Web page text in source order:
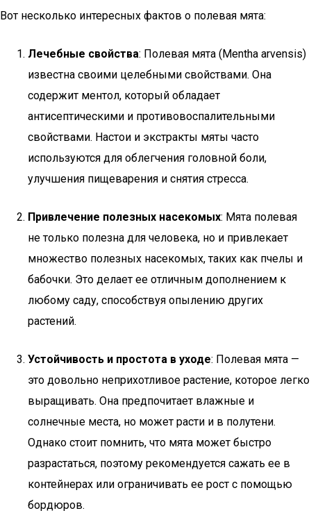
Вот несколько интересных фактов о полевая мята:
Лечебные свойства: Полевая мята (Mentha arvensis)
известна своими целебными свойствами. Она
содержит ментол, который обладает
антисептическими и противовоспалительными
свойствами. Настои и экстракты мяты часто
используются для облегчения головной боли,
улучшения пищеварения и снятия стресса.
Привлечение полезных насекомых: Мята полевая
не только полезна для человека, но и привлекает
множество полезных насекомых, таких как пчелы и
бабочки. Это делает ее отличным дополнением к
любому саду, способствуя опылению других
растений.
Устойчивость и простота в уходе: Полевая мята —
это довольно неприхотливое растение, которое легко
выращивать. Она предпочитает влажные и
солнечные места, но может расти и в полутени.
Однако стоит помнить, что мята может быстро
разрастаться, поэтому рекомендуется сажать ее в
контейнерах или ограничивать ее рост с помощью
бордюров.